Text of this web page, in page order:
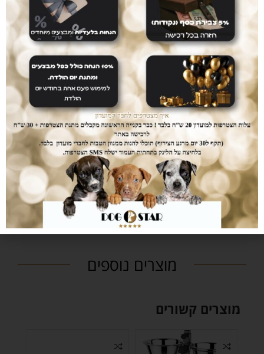
דואגים לבטחון שלכם
רכישה בטוחה
ממשק הזמנות מאובטח ונגיש אשר יחסוך לכם זמן יקר
בהזמנת המוצרים.
נותנים לכם מענה
לכל שאלה
שירות לקוחות זמין ואדיב לכל שאלה או תקלה.
מוצרים נוספים
מוצרים קשורים